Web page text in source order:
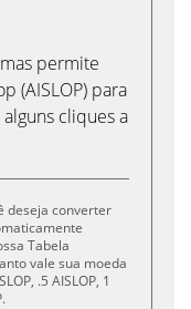
permite
(AISLOP) para
alguns cliques a
deseja converter
Tabela
vale sua moeda
.5 AISLOP, 1